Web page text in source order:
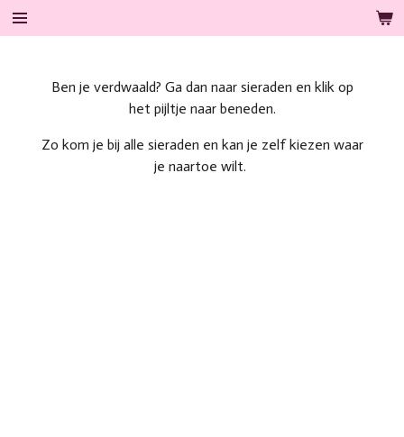
Ga
direct
Ben je verdwaald? Ga dan naar sieraden en klik op
het pijltje naar beneden.
Zo kom je bij alle sieraden en kan je zelf kiezen waar
je naartoe wilt.